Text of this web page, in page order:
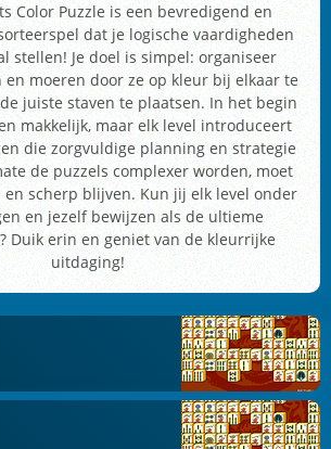
Color Puzzle is een bevredigend en
dat je logische vaardigheden
stellen! Je doel is simpel: organiseer
moeren door ze op kleur bij elkaar te
juiste staven te plaatsen. In het begin
makkelijk, maar elk level introduceert
die zorgvuldige planning en strategie
de puzzels complexer worden, moet
scherp blijven. Kun jij elk level onder
en jezelf bewijzen als de ultieme
Duik erin en geniet van de kleurrijke
uitdaging!